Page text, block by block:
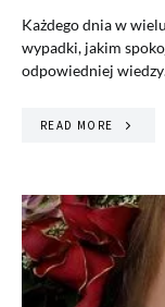
Każdego dnia w
wypadki, jakim
odpowiedniej
READ MORE